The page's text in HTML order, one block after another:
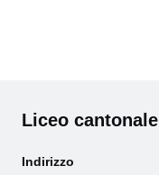
Liceo
Indirizzo